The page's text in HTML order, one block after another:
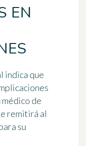
EN
indica que
de
remitirá al
su